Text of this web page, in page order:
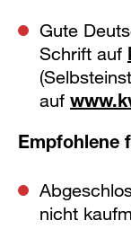
Gute
Schrift auf
auf
Empfohlene
nicht